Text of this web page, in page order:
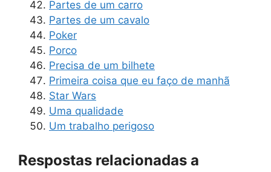
Partes de um carro
Partes de um cavalo
Poker
Porco
Precisa de um bilhete
Primeira coisa que eu faço de manhã
Star Wars
Uma qualidade
Um trabalho perigoso
Respostas relacionadas a